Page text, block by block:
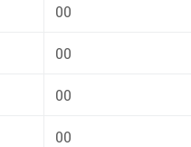
00
00
00
00